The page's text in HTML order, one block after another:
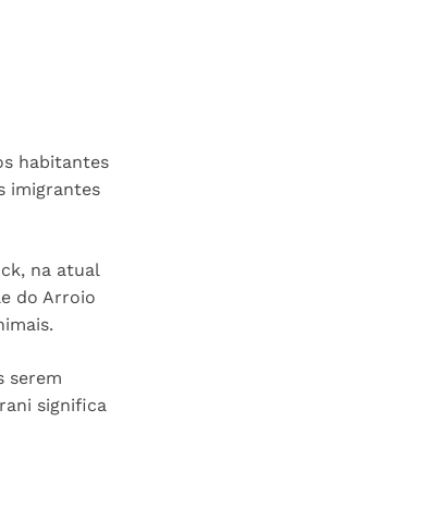
habitantes
imigrantes
na atual
do Arroio
serem
significa